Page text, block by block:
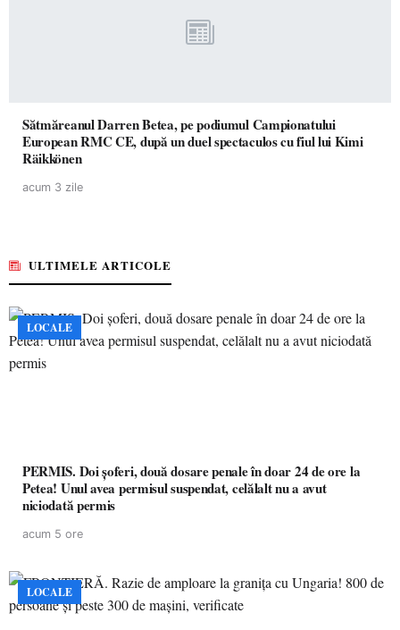
Sătmăreanul Darren Betea, pe podiumul Campionatului
European RMC CE, după un duel spectaculos cu fiul lui Kimi
Räikkönen
acum 3 zile
ULTIMELE ARTICOLE
LOCALE
PERMIS. Doi șoferi, două dosare penale în doar 24 de ore la
Petea! Unul avea permisul suspendat, celălalt nu a avut
niciodată permis
acum 5 ore
LOCALE